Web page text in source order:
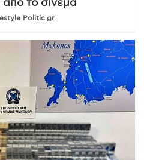
το σινεμά
Politic.gr